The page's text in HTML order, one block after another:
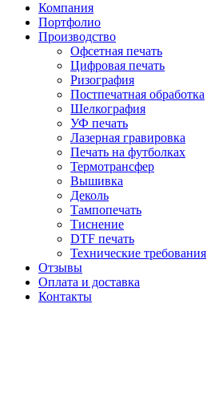
Компания
Портфолио
Производство
Офсетная печать
Цифровая печать
Ризография
Постпечатная обработка
Шелкография
УФ печать
Лазерная гравировка
Печать на футболках
Термотрансфер
Вышивка
Деколь
Тампопечать
Тиснение
DTF печать
Технические требования
Отзывы
Оплата и доставка
Контакты